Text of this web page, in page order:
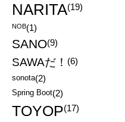
NARITA(19)
NOB(1)
SANO(9)
SAWAだ！ (6)
sonota(2)
Spring Boot(2)
TOYOP(17)